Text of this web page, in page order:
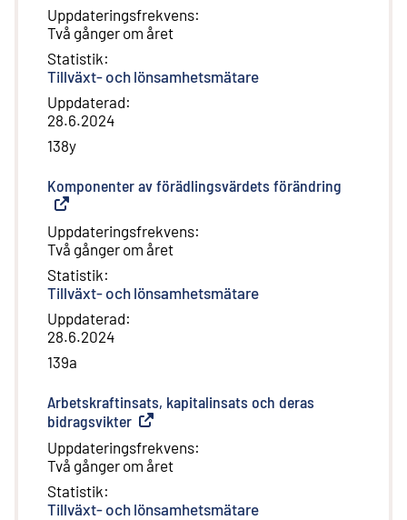
Uppdateringsfrekvens:
Två gånger om året
Statistik:
Tillväxt- och lönsamhetsmätare
Uppdaterad:
28.6.2024
138y
Komponenter av förädlingsvärdets förändring
Uppdateringsfrekvens:
Två gånger om året
Statistik:
Tillväxt- och lönsamhetsmätare
Uppdaterad:
28.6.2024
139a
Arbetskraftinsats, kapitalinsats och deras
bidragsvikter Extern länk
Uppdateringsfrekvens:
Två gånger om året
Statistik:
Tillväxt- och lönsamhetsmätare